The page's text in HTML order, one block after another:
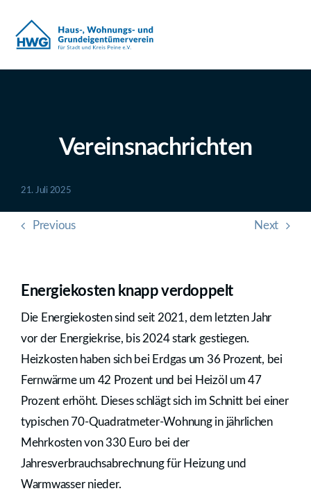
Inhalt
springen
Vereinsnachrichten
21. Juli 2025
Previous Next
Energiekosten knapp verdoppelt
Die Energiekosten sind seit 2021, dem letzten Jahr
vor der Energiekrise, bis 2024 stark gestiegen.
Heizkosten haben sich bei Erdgas um 36 Prozent, bei
Fernwärme um 42 Prozent und bei Heizöl um 47
Prozent erhöht. Dieses schlägt sich im Schnitt bei einer
typischen 70-Quadratmeter-Wohnung in jährlichen
Mehrkosten von 330 Euro bei der
Jahresverbrauchsabrechnung für Heizung und
Warmwasser nieder.